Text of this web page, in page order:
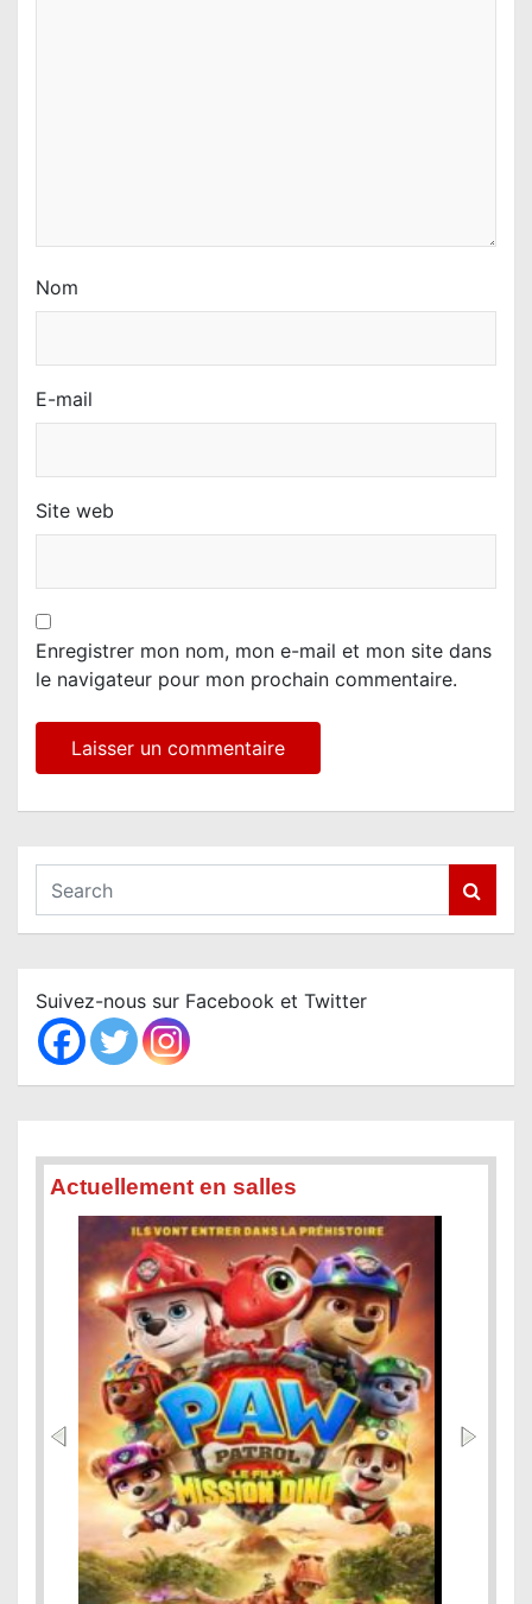
Nom
E-mail
Site web
Enregistrer mon nom, mon e-mail et mon site dans
le navigateur pour mon prochain commentaire.
a
c
h
Suivez-nous sur Facebook et Twitter
Actuellement en salles